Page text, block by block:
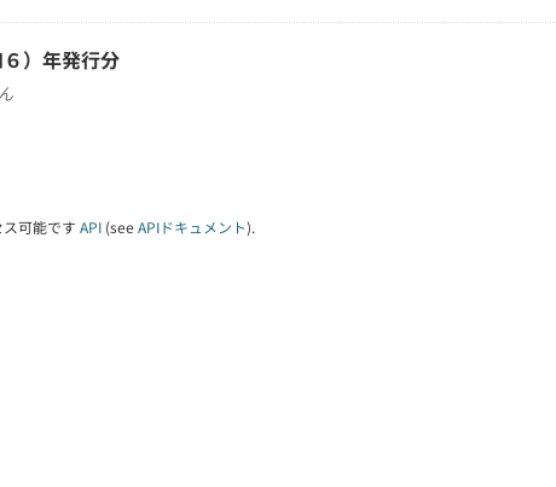
）年発行分
可能です API (see APIドキュメント).